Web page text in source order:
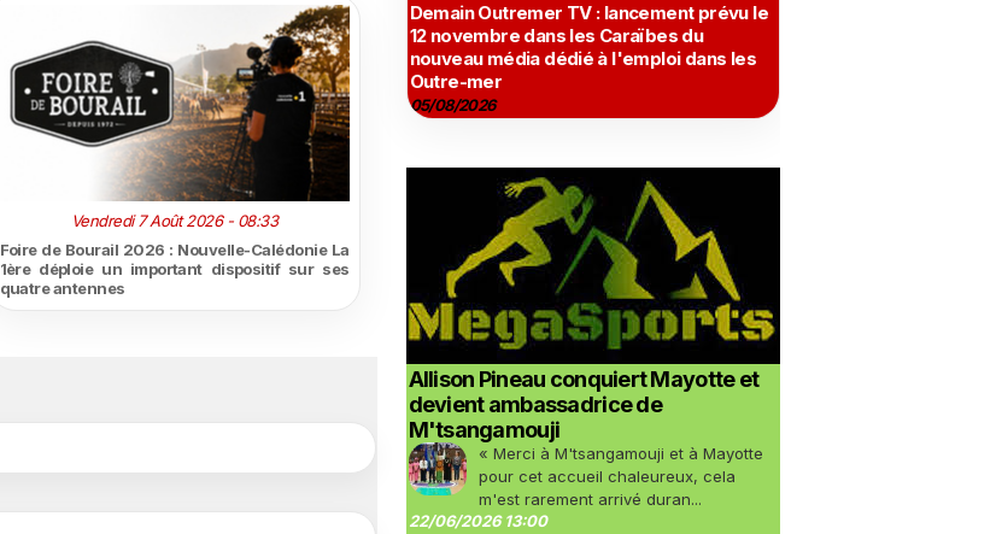
Vendredi 7 Août 2026 - 08:33
Foire de Bourail 2026 : Nouvelle-Calédonie La
1ère déploie un important dispositif sur ses
quatre antennes
Demain Outremer TV : lancement prévu le
12 novembre dans les Caraïbes du
nouveau média dédié à l'emploi dans les
Outre-mer
05/08/2026
Allison Pineau conquiert Mayotte et
devient ambassadrice de
M'tsangamouji
« Merci à M'tsangamouji et à Mayotte
pour cet accueil chaleureux, cela
m'est rarement arrivé duran...
22/06/2026 13:00